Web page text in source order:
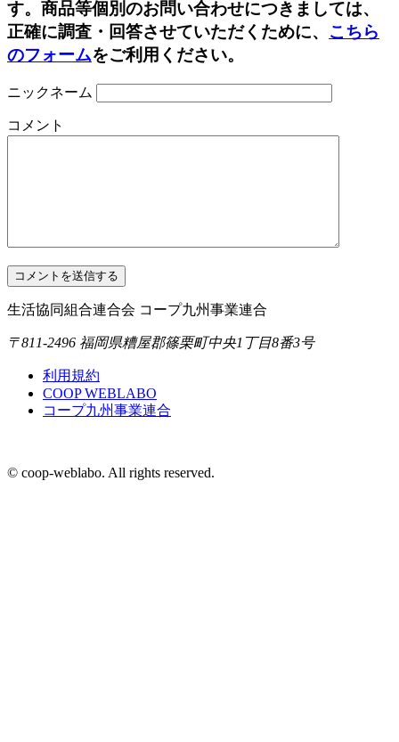
ョ
ン
す。商品等個別のお問い合わせにつきましては、
正確に調査・回答させていただくために、 こちら
のフォームをご利用ください。
ニックネーム
コメント
生活協同組合連合会 コープ九州事業連合
〒811-2496 福岡県糟屋郡篠栗町中央1丁目8番3号
利用規約
COOP WEBLABO
コープ九州事業連合
© coop-weblabo. All rights reserved.